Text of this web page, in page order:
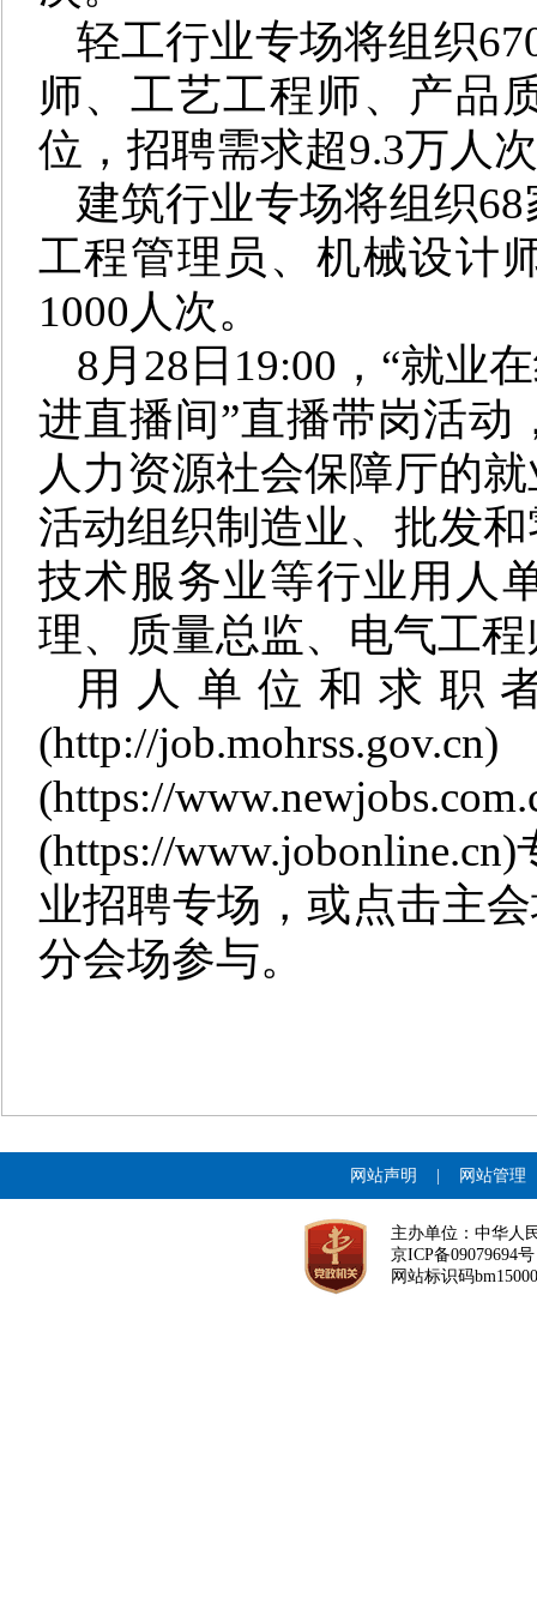
轻工行业专场将组织
师、工艺工程师、产品
位，招聘需求超9.3万人
建筑行业专场将组织
工程管理 员 、 机械设计
1000人次。
8月28日19:00，“就业
进直播间”直播带岗活动
人力资源社会保障厅的
活动组织制造业、批发
技术服务业等行业用人
理、质量总监、电气工程
用人单位和求职
(http://
(https://
(https://
业招聘专场，或点击主
分会场参与。